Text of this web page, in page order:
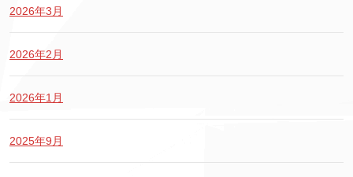
2026年3月
2026年2月
2026年1月
2025年9月